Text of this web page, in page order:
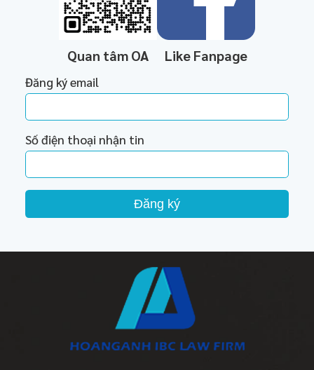
Quan tâm OA Like Fanpage
Đăng ký email
Số điện thoại nhận tin
Đăng ký